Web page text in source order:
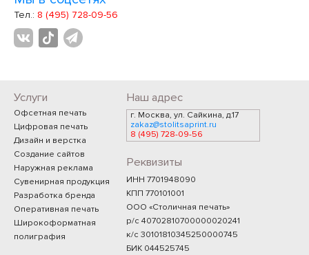
Тел.: 8 (495) 728-09-56
Услуги
Офсетная печать
Цифровая печать
Дизайн и верстка
Создание сайтов
Наружная реклама
Сувенирная продукция
Разработка бренда
Оперативная печать
Широкоформатная
полиграфия
Наш адрес
г. Москва, ул. Сайкина, д.17
zakaz@stolitsaprint.ru
8 (495) 728-09-56
Реквизиты
ИНН 7701948090
КПП 770101001
ООО «Столичная печать»
р/с 40702810700000020241
к/с 30101810345250000745
БИК 044525745